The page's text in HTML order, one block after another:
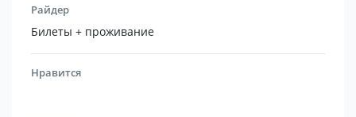
Дополнительно мы предлагаем:
• Ходулисты (артисты на ходулях);
Райдер
Билеты + проживание
Нравится